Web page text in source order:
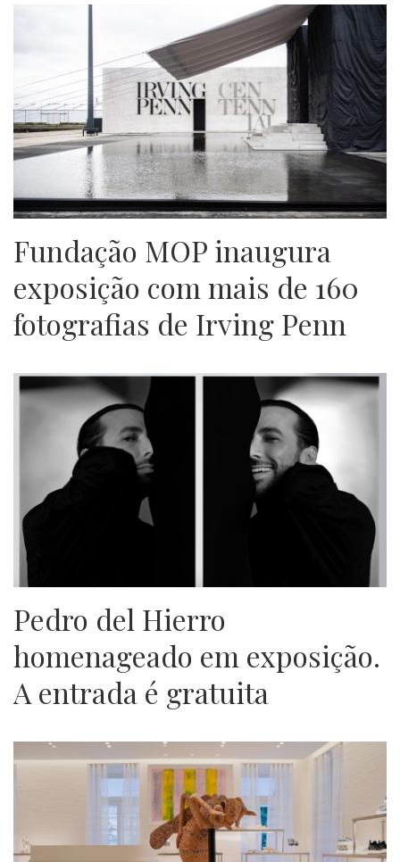
Fundação MOP inaugura
exposição com mais de 160
fotografias de Irving Penn
Pedro del Hierro
homenageado em exposição.
A entrada é gratuita